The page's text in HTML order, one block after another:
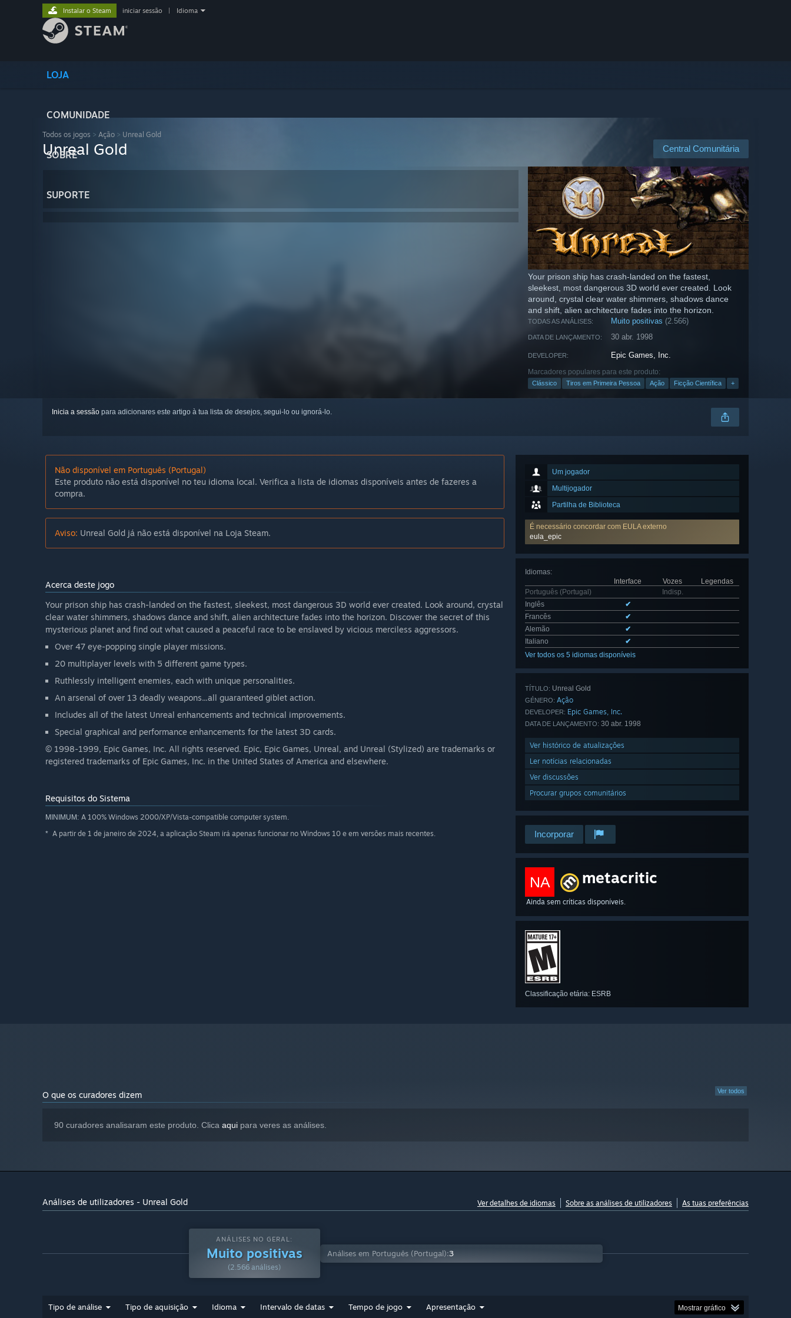
LOJA
COMUNIDADE
SOBRE
SUPORTE
Instalar o Steam iniciar sessão Idioma
Todos os jogos > Ação > Unreal Gold
Central Comunitária
Unreal Gold
Your prison ship has crash-landed on the fastest,
sleekest, most dangerous 3D world ever created. Look
around, crystal clear water shimmers, shadows dance
and shift, alien architecture fades into the horizon.
TODAS AS ANÁLISES: Muito positivas (2.566)
DATA DE LANÇAMENTO: 30 abr. 1998
DEVELOPER: Epic Games, Inc.
Marcadores populares para este produto:
Clássico Tiros em Primeira Pessoa Ação Ficção Científica +
Inicia a sessão para adicionares este artigo à tua lista de desejos, segui-lo ou ignorá-lo.
Um jogador
Multijogador
Partilha de Biblioteca
É necessário concordar com EULA externo
eula_epic
Idiomas:
Interface
Vozes
Legendas
Português (Portugal)
Indisp.
Inglês
✔
Francês
✔
Alemão
✔
Italiano
✔
Ver todos os 5 idiomas disponíveis
TÍTULO: Unreal Gold
GÉNERO: Ação
DEVELOPER: Epic Games, Inc.
DATA DE LANÇAMENTO: 30 abr. 1998
Ver histórico de atualizações
Ler notícias relacionadas
Ver discussões
Procurar grupos comunitários
Incorporar
NA metacritic
Ainda sem críticas disponíveis.
Classificação etária: ESRB
Não disponível em Português (Portugal)
Este produto não está disponível no teu idioma local. Verifica a lista de idiomas disponíveis antes de fazeres a
compra.
Aviso: Unreal Gold já não está disponível na Loja Steam.
Acerca deste jogo
Your prison ship has crash-landed on the fastest, sleekest, most dangerous 3D world ever created. Look around, crystal
clear water shimmers, shadows dance and shift, alien architecture fades into the horizon. Discover the secret of this
mysterious planet and find out what caused a peaceful race to be enslaved by vicious merciless aggressors.
Over 47 eye-popping single player missions.
20 multiplayer levels with 5 different game types.
Ruthlessly intelligent enemies, each with unique personalities.
An arsenal of over 13 deadly weapons...all guaranteed giblet action.
Includes all of the latest Unreal enhancements and technical improvements.
Special graphical and performance enhancements for the latest 3D cards.
© 1998-1999, Epic Games, Inc. All rights reserved. Epic, Epic Games, Unreal, and Unreal (Stylized) are trademarks or
registered trademarks of Epic Games, Inc. in the United States of America and elsewhere.
Requisitos do Sistema
MINIMUM: A 100% Windows 2000/XP/Vista-compatible computer system.
* A partir de 1 de janeiro de 2024, a aplicação Steam irá apenas funcionar no Windows 10 e em versões mais recentes.
Ver todos
O que os curadores dizem
90 curadores analisaram este produto. Clica aqui para veres as análises.
Análises de utilizadores - Unreal Gold Ver detalhes de idiomas Sobre as análises de utilizadores As tuas preferências
ANÁLISES NO GERAL:
Muito positivas
(2.566 análises)
Análises em Português (Portugal):3
Tipo de análise Tipo de aquisição Idioma Intervalo de datas Tempo de jogo Apresentação Mostrar gráfico